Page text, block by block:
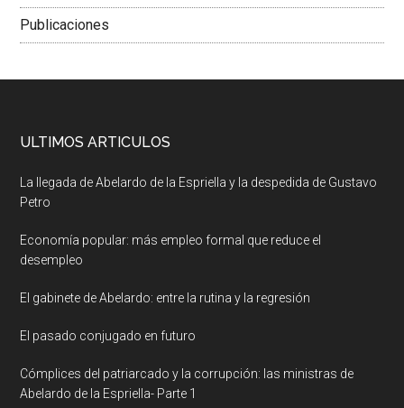
Publicaciones
ULTIMOS ARTICULOS
La llegada de Abelardo de la Espriella y la despedida de Gustavo
Petro
Economía popular: más empleo formal que reduce el
desempleo
El gabinete de Abelardo: entre la rutina y la regresión
El pasado conjugado en futuro
Cómplices del patriarcado y la corrupción: las ministras de
Abelardo de la Espriella- Parte 1